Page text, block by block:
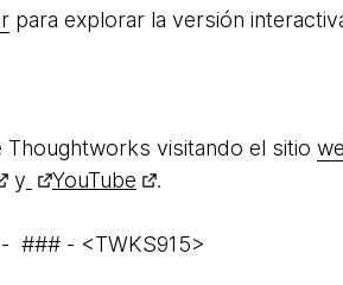
para explorar la versión
Thoughtworks visitando el sitio
y YouTube .
- ### - <TWKS915>